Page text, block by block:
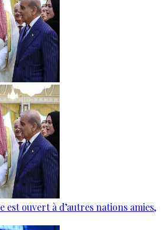
est ouvert à d’autres nations amies,